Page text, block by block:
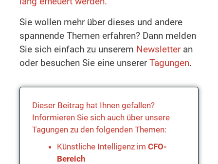
Sie wollen mehr über dieses und andere
spannende Themen erfahren? Dann melden
Sie sich einfach zu unserem Newsletteran
oder besuchen Sie eine unsererTagungen.
Dieser Beitrag hat Ihnen gefallen?
Informieren Sie sich auch über unsere
Tagungen zu den folgenden Themen:
Künstliche Intelligenz im CFO-
Bereich